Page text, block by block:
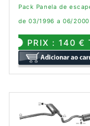
Pack Panela de
de 03/1996 a 06/2000
PRIX : 140 €